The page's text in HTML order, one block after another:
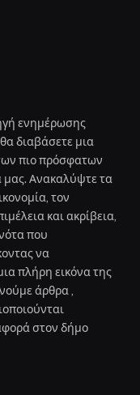
ενημέρωσης
διαβάσετε μια
πιο πρόσφατων
μας. Ανακαλύψτε τα
τον
και ακρίβεια,
που
να
πλήρη εικόνα της
άρθρα ,
στον δήμο